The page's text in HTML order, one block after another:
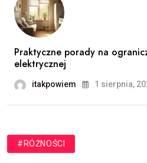
Praktyczne porady na
elektrycznej
itakpowiem 1 sierpnia,
#RÓŻNOŚCI